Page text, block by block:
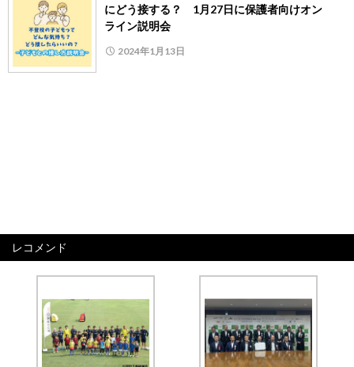
にどう接する？ 1月27日に保護者向けオン
ライン説明会
2024年1月13日
レコメンド